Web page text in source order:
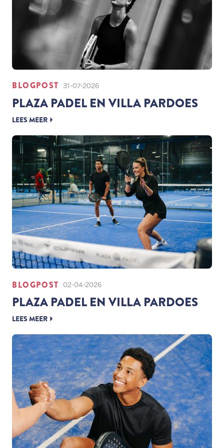
BLOGPOST 31-07-2026
PLAZA PADEL EN VILLA PARDOES
LEES MEER
BLOGPOST 02-04-2026
PLAZA PADEL EN VILLA PARDOES
LEES MEER